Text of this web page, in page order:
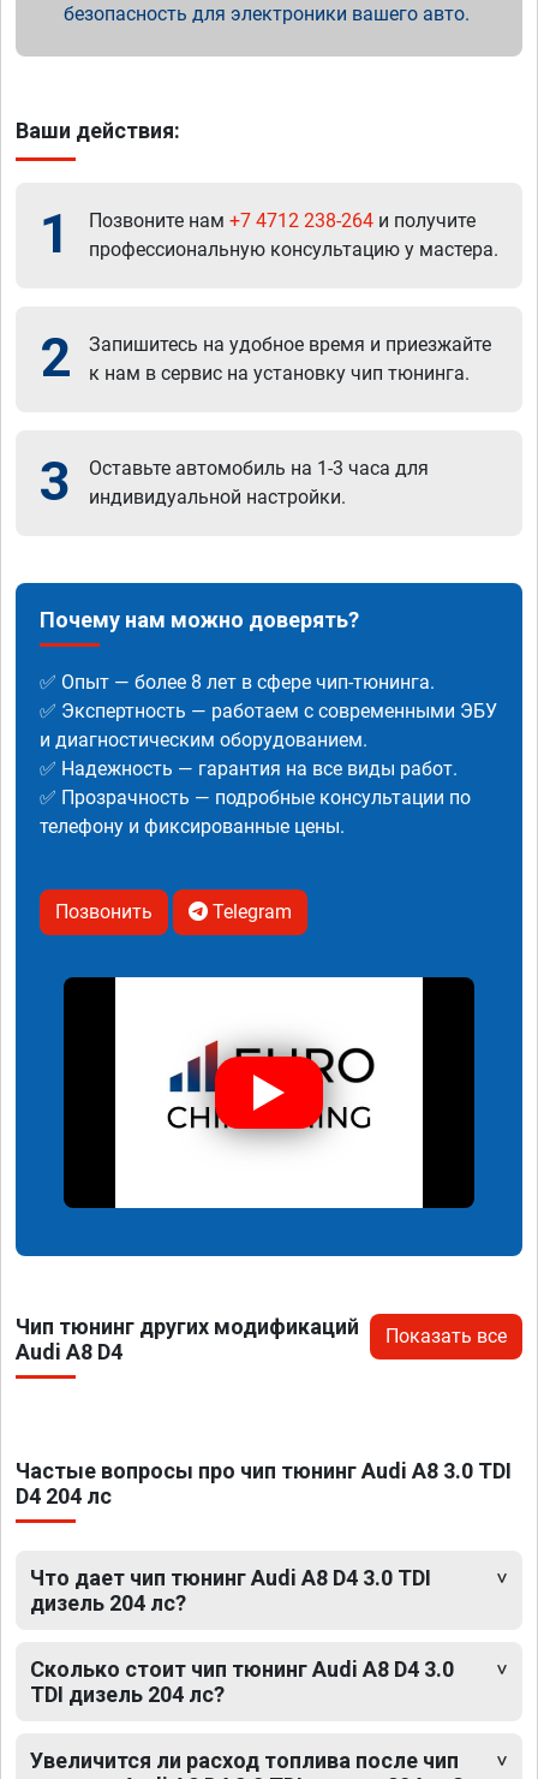
безопасность для электроники вашего авто.
Ваши действия:
1 Позвоните нам +7 4712 238-264 и получите
профессиональную консультацию у мастера.
2
Запишитесь на удобное время и приезжайте
к нам в сервис на установку чип тюнинга.
3
Оставьте автомобиль на 1-3 часа для
индивидуальной настройки.
Почему нам можно доверять?
✅ Опыт — более 8 лет в сфере чип-тюнинга.
✅ Экспертность — работаем с современными ЭБУ
и диагностическим оборудованием.
✅ Надежность — гарантия на все виды работ.
✅ Прозрачность — подробные консультации по
телефону и фиксированные цены.
Позвонить Telegram
Чип тюнинг других модификаций
Audi A8 D4
Показать все
Частые вопросы про чип тюнинг Audi A8 3.0 TDI
D4 204 лс
Что дает чип тюнинг Audi A8 D4 3.0 TDI
дизель 204 лс?
Сколько стоит чип тюнинг Audi A8 D4 3.0
TDI дизель 204 лс?
Увеличится ли расход топлива после чип